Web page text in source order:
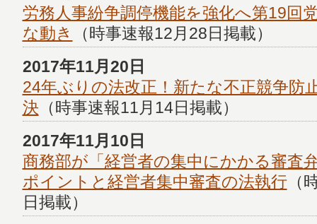
労務人事紛争調停機能を強化へ第19回
な動き
（時事速報12月28日掲載）
2017年11月20日
24年ぶりの法改正！新たな不正競争防
決（時事速報11月14日掲載）
2017年11月10日
商務部が「経営者の集中にかかる審
ポイントと経営者集中審査の法執行（
日掲載）